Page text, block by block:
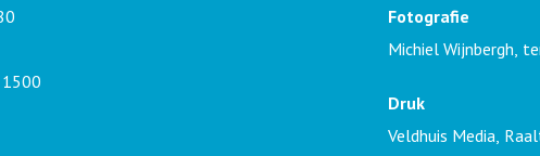
Fotografie
Michiel Wijnbergh,
Druk
Veldhuis Media,